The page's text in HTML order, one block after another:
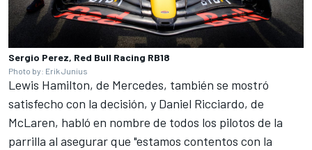
Sergio Perez, Red Bull Racing RB18
Photo by: Erik Junius
Lewis Hamilton, de Mercedes, también se mostró
satisfecho con la decisión, y Daniel Ricciardo, de
McLaren, habló en nombre de todos los pilotos de la
parrilla al asegurar que "estamos contentos con la